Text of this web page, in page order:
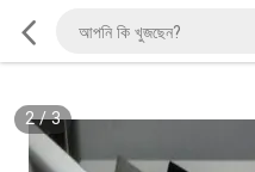
2/3